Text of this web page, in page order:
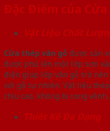
Đặc Điểm của
Vật Liệu Chất
Cửa thép vân gỗ được sản
được phủ lên một lớp sơn
điện giúp lớp vân gỗ trở
với gỗ tự nhiên. Vật liệu
chịu cao, không bị cong
Thiết Kế Đa Dạng